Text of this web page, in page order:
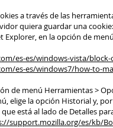
a través de las
quiera guardar una cookie:
en la opción de
es-es/windows-vista/block-
es-es/windows7/how-to-
de menú Herramientas >
elige la opción Historial y,
que está al lado de Detalles
support.mozilla.org/es/kb/